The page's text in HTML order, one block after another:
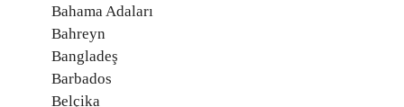
Bahama Adaları
Bahreyn
Bangladeş
Barbados
Belçika